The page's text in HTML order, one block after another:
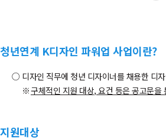
청년연계 K디자인 파워업 사업이란?
디자인 직무에 청년 디자이너를 채용한 디
구체적인 지원 대상, 요건 등은 공고문을
지원대상